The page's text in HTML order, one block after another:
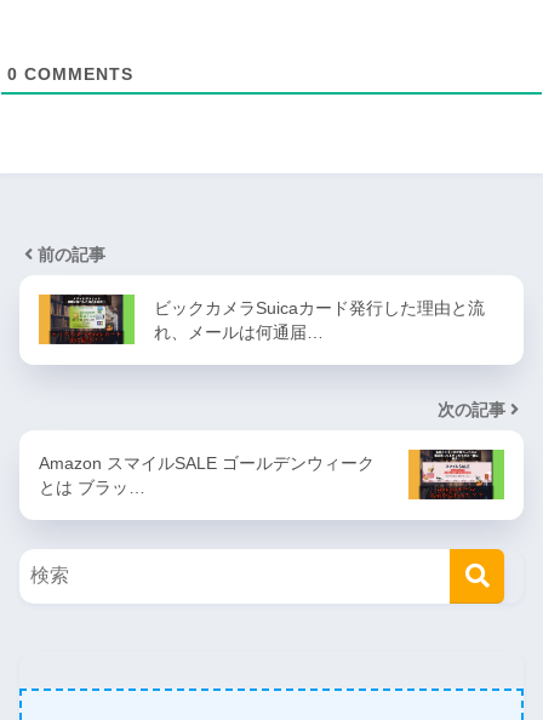
0 COMMENTS
前の記事
ビックカメラSuicaカード発行した理由と流
れ、メールは何通届…
次の記事
Amazon スマイルSALE ゴールデンウィーク
とは ブラッ…